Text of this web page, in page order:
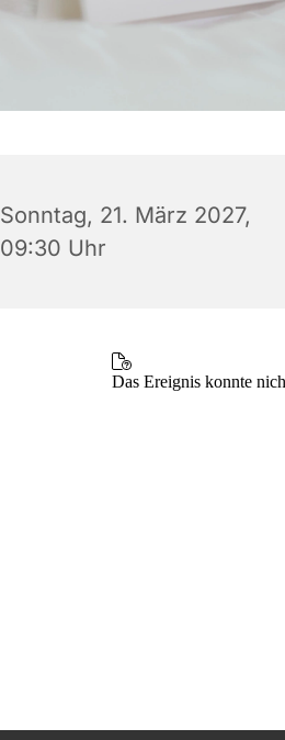
Sonntag, 21. März 2027,
09:30 Uhr